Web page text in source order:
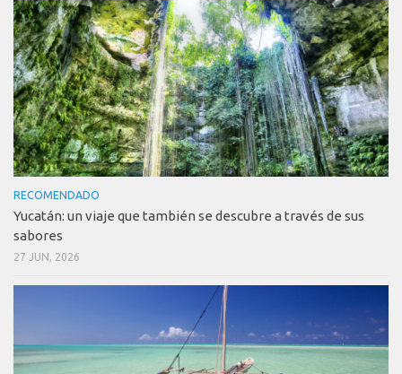
RECOMENDADO
Yucatán: un viaje que también se descubre a través de sus
sabores
27 JUN, 2026